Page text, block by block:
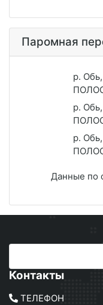
Паромная
р.
р.
р.
Данные по
Контакты
ТЕЛЕФОН